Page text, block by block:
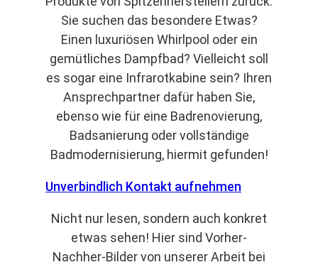
Sie suchen das besondere Etwas?
Einen luxuriösen Whirlpool oder ein
gemütliches Dampfbad? Vielleicht soll
es sogar eine Infrarotkabine sein? Ihren
Ansprechpartner dafür haben Sie,
ebenso wie für eine Badrenovierung,
Badsanierung oder vollständige
Badmodernisierung, hiermit gefunden!
Unverbindlich Kontakt aufnehmen
Nicht nur lesen, sondern auch konkret
etwas sehen! Hier sind Vorher-
Nachher-Bilder von unserer Arbeit bei